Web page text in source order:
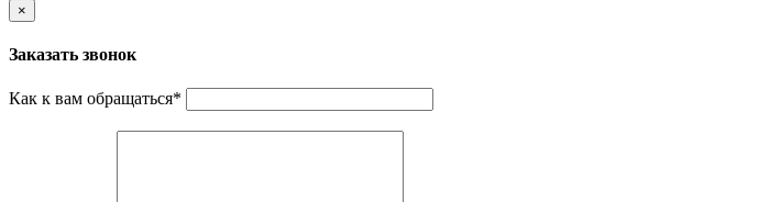
×
Заказать звонок
Как к вам обращаться*